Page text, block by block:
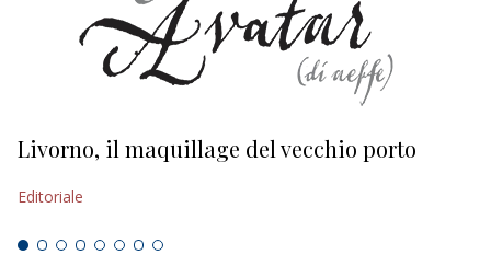
Livorno, il maquillage del vecchio porto
Editoriale